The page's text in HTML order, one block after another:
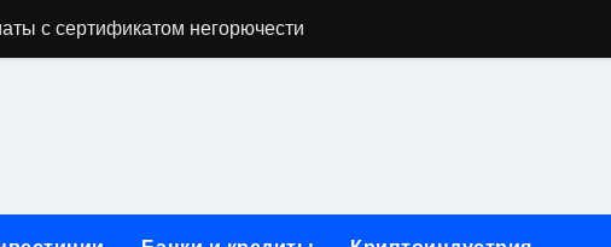
с сертификатом негорючести
и направляющих для конвейерных лент
лотков для хранения электронных компонентов